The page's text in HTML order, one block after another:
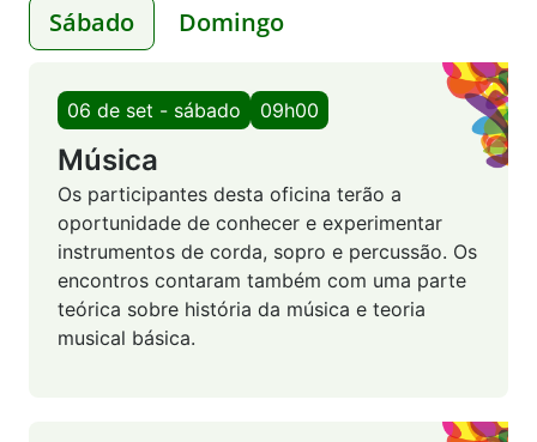
Sábado Domingo
06 de set - sábado 09h00
Música
Os participantes desta oficina terão a
oportunidade de conhecer e experimentar
instrumentos de corda, sopro e percussão. Os
encontros contaram também com uma parte
teórica sobre história da música e teoria
musical básica.